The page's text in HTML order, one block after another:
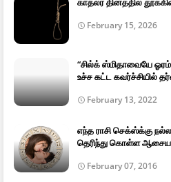
February 15, 2026
“சில்க் ஸ்மிதாவையே
உச்ச கட்ட கவர்ச்சியில்
February 13, 2022
எந்த ராசி செக்ஸ்க்கு
தெரிந்து கொள்ள
February 07, 2016